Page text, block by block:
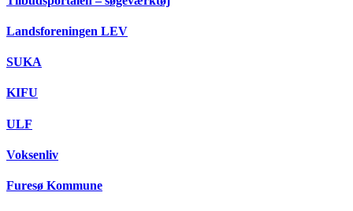
Landsforeningen LEV
SUKA
KIFU
ULF
Voksenliv
Furesø Kommune